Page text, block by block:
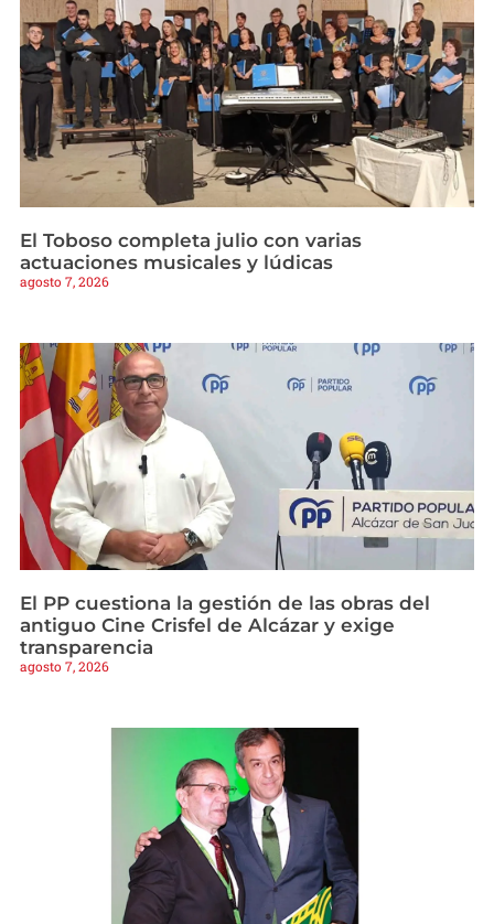
El Toboso completa julio con varias
actuaciones musicales y lúdicas
agosto 7, 2026
El PP cuestiona la gestión de las obras del
antiguo Cine Crisfel de Alcázar y exige
transparencia
agosto 7, 2026